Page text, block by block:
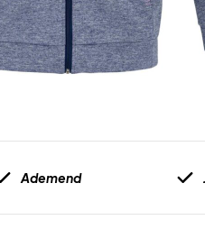
Ademend